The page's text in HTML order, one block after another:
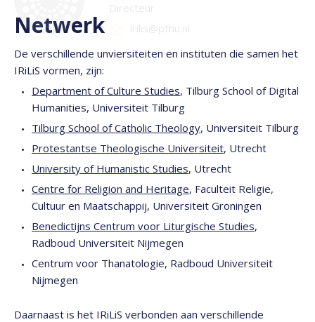
Directeur
irilis@pthu.nl
Netwerk
De verschillende unviersiteiten en instituten die samen het
IRiLiS vormen, zijn:
Department of Culture Studies, Tilburg School of Digital
Humanities, Universiteit Tilburg
Tilburg School of Catholic Theology, Universiteit Tilburg
Protestantse Theologische Universiteit, Utrecht
University of Humanistic Studies, Utrecht
Centre for Religion and Heritage, Faculteit Religie,
Cultuur en Maatschappij, Universiteit Groningen
Benedictijns Centrum voor Liturgische Studies,
Radboud Universiteit Nijmegen
Centrum voor Thanatologie, Radboud Universiteit
Nijmegen
Daarnaast is het IRiLiS verbonden aan verschillende